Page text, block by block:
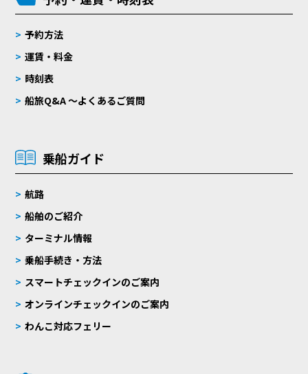
予約方法
運賃・料金
時刻表
船旅Q&A 〜よくあるご質問
乗船ガイド
航路
船舶のご紹介
ターミナル情報
乗船手続き・方法
スマートチェックインのご案内
オンラインチェックインのご案内
わんこ対応フェリー